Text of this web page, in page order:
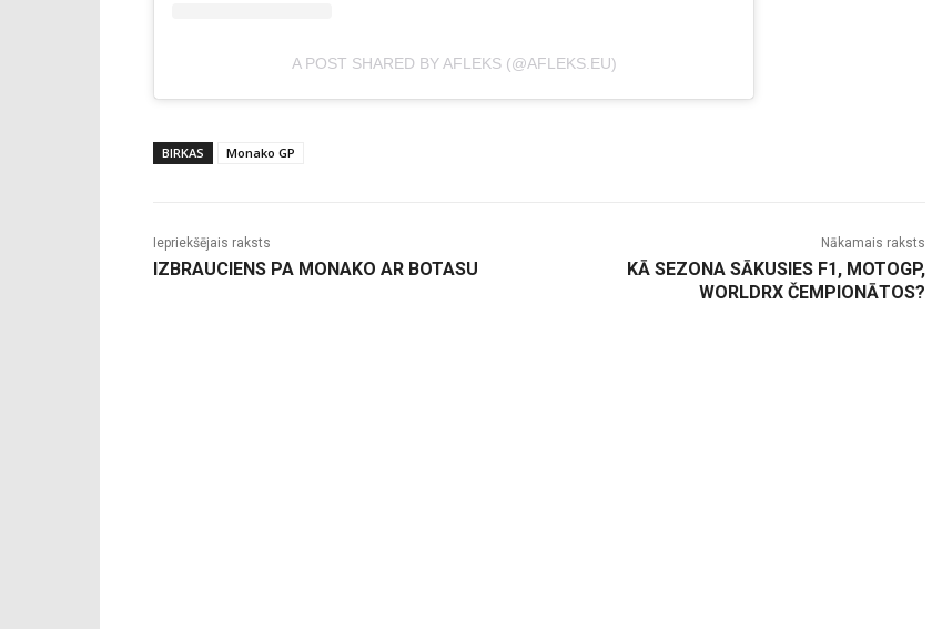
A POST SHARED BY AFLEKS (@AFLEKS.EU)
BIRKAS Monako GP
Iepriekšējais raksts
IZBRAUCIENS PA MONAKO AR BOTASU
Nākamais raksts
KĀ SEZONA SĀKUSIES F1, MOTOGP,
WORLDRX ČEMPIONĀTOS?